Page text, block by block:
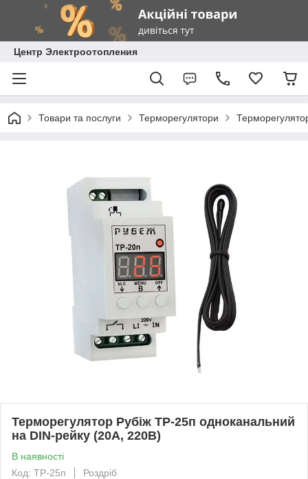
Центр Электроотопления
Товари та послуги Терморегулятори
Терморегулятор Рубіж ТР-25п одноканальний
на DIN-рейку (20А, 220В)
В наявності
Код: ТР-25п
Роздріб